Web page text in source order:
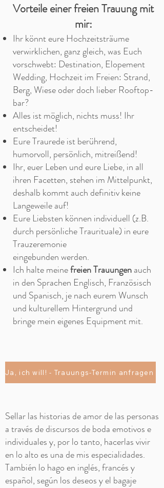
Vorteile einer freien Trauung mit
mir:
Ihr könnt eure Hochzeitsträume
verwirklichen, ganz gleich, was Euch
vorschwebt: Destination, Elopement
Wedding, Hochzeit im Freien: Strand,
Berg, Wiese oder doch lieber Rooftop-
bar?
Alles ist möglich, nichts muss! Ihr
entscheidet!
Eure Traurede ist berührend,
humorvoll, persönlich, mitreißend!
Ihr, euer Leben und eure Liebe, in all
ihren Facetten, stehen im Mittelpunkt,
deshalb kommt auch definitiv keine
Langeweile auf!
Eure Liebsten können individuell (z.B.
durch persönliche Traurituale) in eure
Trauzeremonie
eingebunden werden.
Ich halte meinefreien Trauungenauch
in den Sprachen Englisch, Französisch
und Spanisch, je nach eurem Wunsch
und kulturellem Hintergrund und
bringe mein eigenes Equipment mit.
Ja, ich will! - Trauungs-Termin anfragen
Sellar las historias de amor de las personas
a través de discursos de boda emotivos e
individuales y, por lo tanto, hacerlas vivir
en lo alto es una de mis especialidades.
También lo hago en inglés, francés y
español, según los deseos y el bagaje